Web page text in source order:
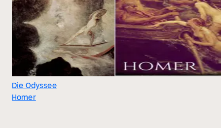
Die Odyssee
Homer